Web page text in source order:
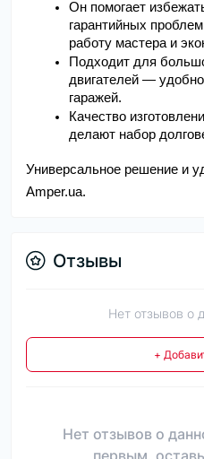
Он помогает
гарантийных
работу мастера и
Подходит для
двигателей —
гаражей.
Качество
делают набор
Универсальное решение и
Amper.ua.
Отзывы
Нет отзывов о
+
Нет отзывов о
первым,